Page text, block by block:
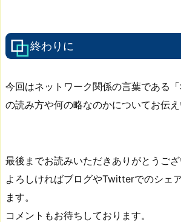
終わりに
今回はネットワーク関係の言葉である
の読み方や何の略なのかについてお伝え
最後までお読みいただきありがとうござ
よろしければブログやTwitterでのシェ
ます。
コメントもお待ちしております。